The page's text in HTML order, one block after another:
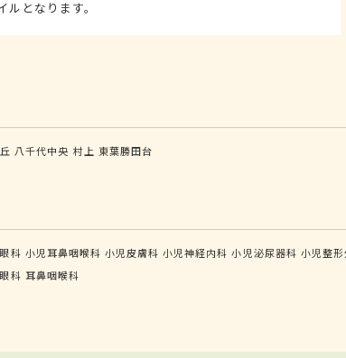
となります。
八千代中央 村上 東葉勝田台
科 小児耳鼻咽喉科 小児皮膚科 小児神経内科 小児泌尿器科 小児整
眼科 耳鼻咽喉科